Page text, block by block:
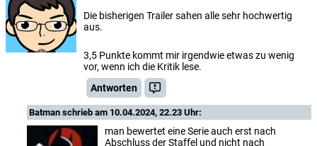
Die bisherigen Trailer sahen alle sehr hochwertig
aus.
3,5 Punkte kommt mir irgendwie etwas zu wenig
vor, wenn ich die Kritik lese.
Antworten
Batman schrieb am 10.04.2024, 22.23 Uhr:
man bewertet eine Serie auch erst nach
Abschluss der Staffel und nicht nach